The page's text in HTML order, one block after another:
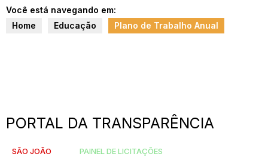
Você está navegando em:
Home
Educação Plano de Trabalho Anual
PORTAL DA TRANSPARÊNCIA
SÃO JOÃO
PAINEL DE LICITAÇÕES